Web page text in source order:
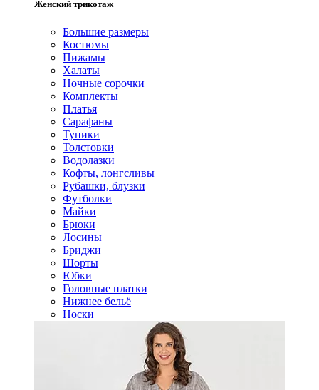
Женский трикотаж
Большие размеры
Костюмы
Пижамы
Халаты
Ночные сорочки
Комплекты
Платья
Сарафаны
Туники
Толстовки
Водолазки
Кофты, лонгсливы
Рубашки, блузки
Футболки
Майки
Брюки
Лосины
Бриджи
Шорты
Юбки
Головные платки
Нижнее бельё
Носки